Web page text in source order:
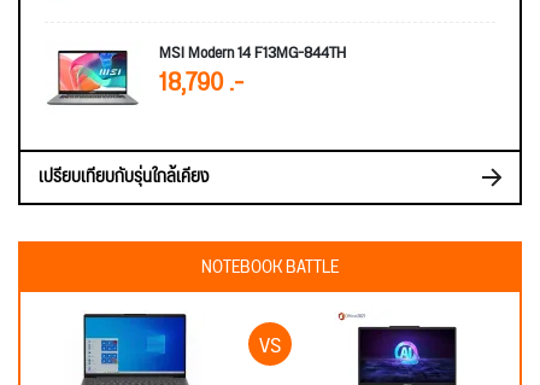
MSI Modern 14 F13MG-844TH
18,790 .-
เปรียบเทียบกับรุ่นใกล้เคียง
NOTEBOOK BATTLE